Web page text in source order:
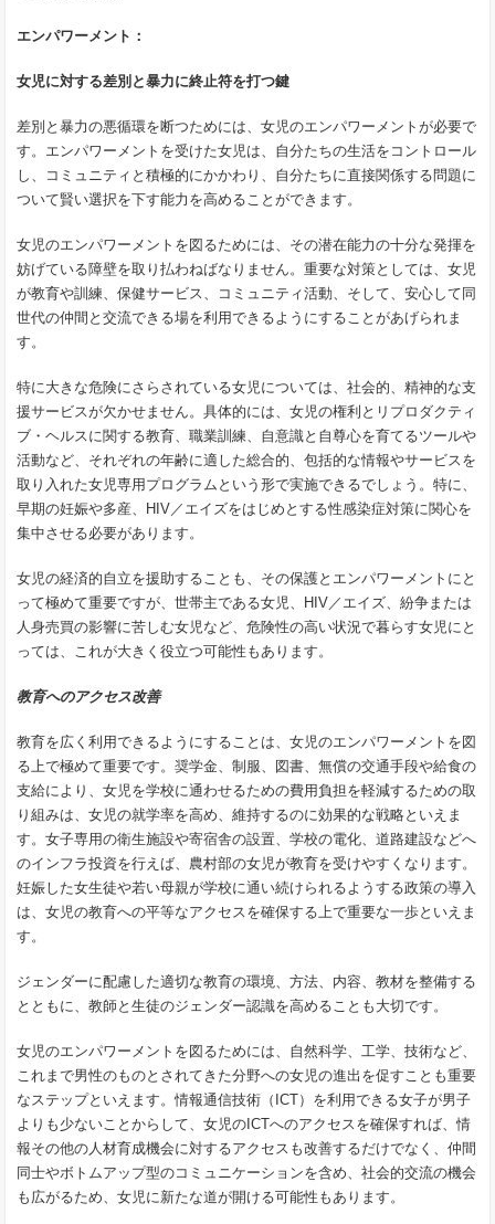
エンパワーメント：
女児に対する差別と暴力に終止符を打つ鍵
差別と暴力の悪循環を断つためには、女児のエンパワーメントが必要で
す。エンパワーメントを受けた女児は、自分たちの生活をコントロール
し、コミュニティと積極的にかかわり、自分たちに直接関係する問題に
ついて賢い選択を下す能力を高めることができます。
女児のエンパワーメントを図るためには、その潜在能力の十分な発揮を
妨げている障壁を取り払わねばなりません。重要な対策としては、女児
が教育や訓練、保健サービス、コミュニティ活動、そして、安心して同
世代の仲間と交流できる場を利用できるようにすることがあげられま
す。
特に大きな危険にさらされている女児については、社会的、精神的な支
援サービスが欠かせません。具体的には、女児の権利とリプロダクティ
ブ・ヘルスに関する教育、職業訓練、自意識と自尊心を育てるツールや
活動など、それぞれの年齢に適した総合的、包括的な情報やサービスを
取り入れた女児専用プログラムという形で実施できるでしょう。特に、
早期の妊娠や多産、HIV／エイズをはじめとする性感染症対策に関心を
集中させる必要があります。
女児の経済的自立を援助することも、その保護とエンパワーメントにと
って極めて重要ですが、世帯主である女児、HIV／エイズ、紛争または
人身売買の影響に苦しむ女児など、危険性の高い状況で暮らす女児にと
っては、これが大きく役立つ可能性もあります。
教育へのアクセス改善
教育を広く利用できるようにすることは、女児のエンパワーメントを図
る上で極めて重要です。奨学金、制服、図書、無償の交通手段や給食の
支給により、女児を学校に通わせるための費用負担を軽減するための取
り組みは、女児の就学率を高め、維持するのに効果的な戦略といえま
す。女子専用の衛生施設や寄宿舎の設置、学校の電化、道路建設などへ
のインフラ投資を行えば、農村部の女児が教育を受けやすくなります。
妊娠した女生徒や若い母親が学校に通い続けられるようする政策の導入
は、女児の教育への平等なアクセスを確保する上で重要な一歩といえま
す。
ジェンダーに配慮した適切な教育の環境、方法、内容、教材を整備する
とともに、教師と生徒のジェンダー認識を高めることも大切です。
女児のエンパワーメントを図るためには、自然科学、工学、技術など、
これまで男性のものとされてきた分野への女児の進出を促すことも重要
なステップといえます。情報通信技術（ICT）を利用できる女子が男子
よりも少ないことからして、女児のICTへのアクセスを確保すれば、情
報その他の人材育成機会に対するアクセスも改善するだけでなく、仲間
同士やボトムアップ型のコミュニケーションを含め、社会的交流の機会
も広がるため、女児に新たな道が開ける可能性もあります。